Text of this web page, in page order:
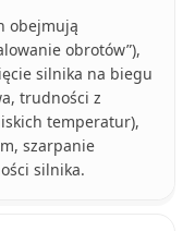
obejmują
obrotów”),
silnika na biegu
trudności z
temperatur),
szarpanie
silnika.